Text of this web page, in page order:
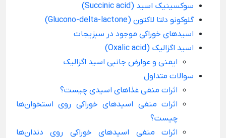
سوکسینیک اسید (Succinic acid)
گلوکونو دلتا لاکتون (Glucono-delta-lactone)
اسیدهای خوراکی موجود در سبزیجات
اسید اگزالیک (Oxalic acid)
ایمنی و عوارض جانبی اسید اگزالیک
سوالات متداول
اثرات منفی غذاهای اسیدی چیست؟
اثرات منفی اسیدهای خوراکی روی استخوان‌ها
چیست؟
اثرات منفی اسیدهای خوراکی روی دندان‌ها